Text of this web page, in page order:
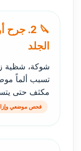
🔪 2.
الجلد
شوكة، شظية
تسبب ألماً
مكثف حتى
فحص موضعي